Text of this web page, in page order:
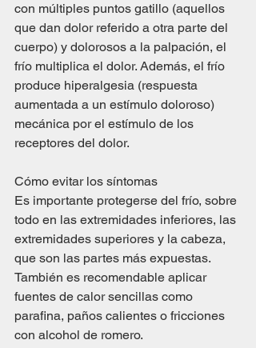
con múltiples puntos gatillo (aquellos
que dan dolor referido a otra parte del
cuerpo) y dolorosos a la palpación, el
frío multiplica el dolor. Además, el frío
produce hiperalgesia (respuesta
aumentada a un estímulo doloroso)
mecánica por el estímulo de los
receptores del dolor.
Cómo evitar los síntomas
Es importante protegerse del frío, sobre
todo en las extremidades inferiores, las
extremidades superiores y la cabeza,
que son las partes más expuestas.
También es recomendable aplicar
fuentes de calor sencillas como
parafina, paños calientes o fricciones
con alcohol de romero.